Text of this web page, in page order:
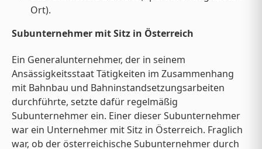
Ort).
Subunternehmer mit Sitz in Österreich
Ein Generalunternehmer, der in seinem
Ansässigkeitsstaat Tätigkeiten im Zusammenhang
mit Bahnbau und Bahninstandsetzungsarbeiten
durchführte, setzte dafür regelmäßig
Subunternehmer ein. Einer dieser Subunternehmer
war ein Unternehmer mit Sitz in Österreich. Fraglich
war, ob der österreichische Subunternehmer durch